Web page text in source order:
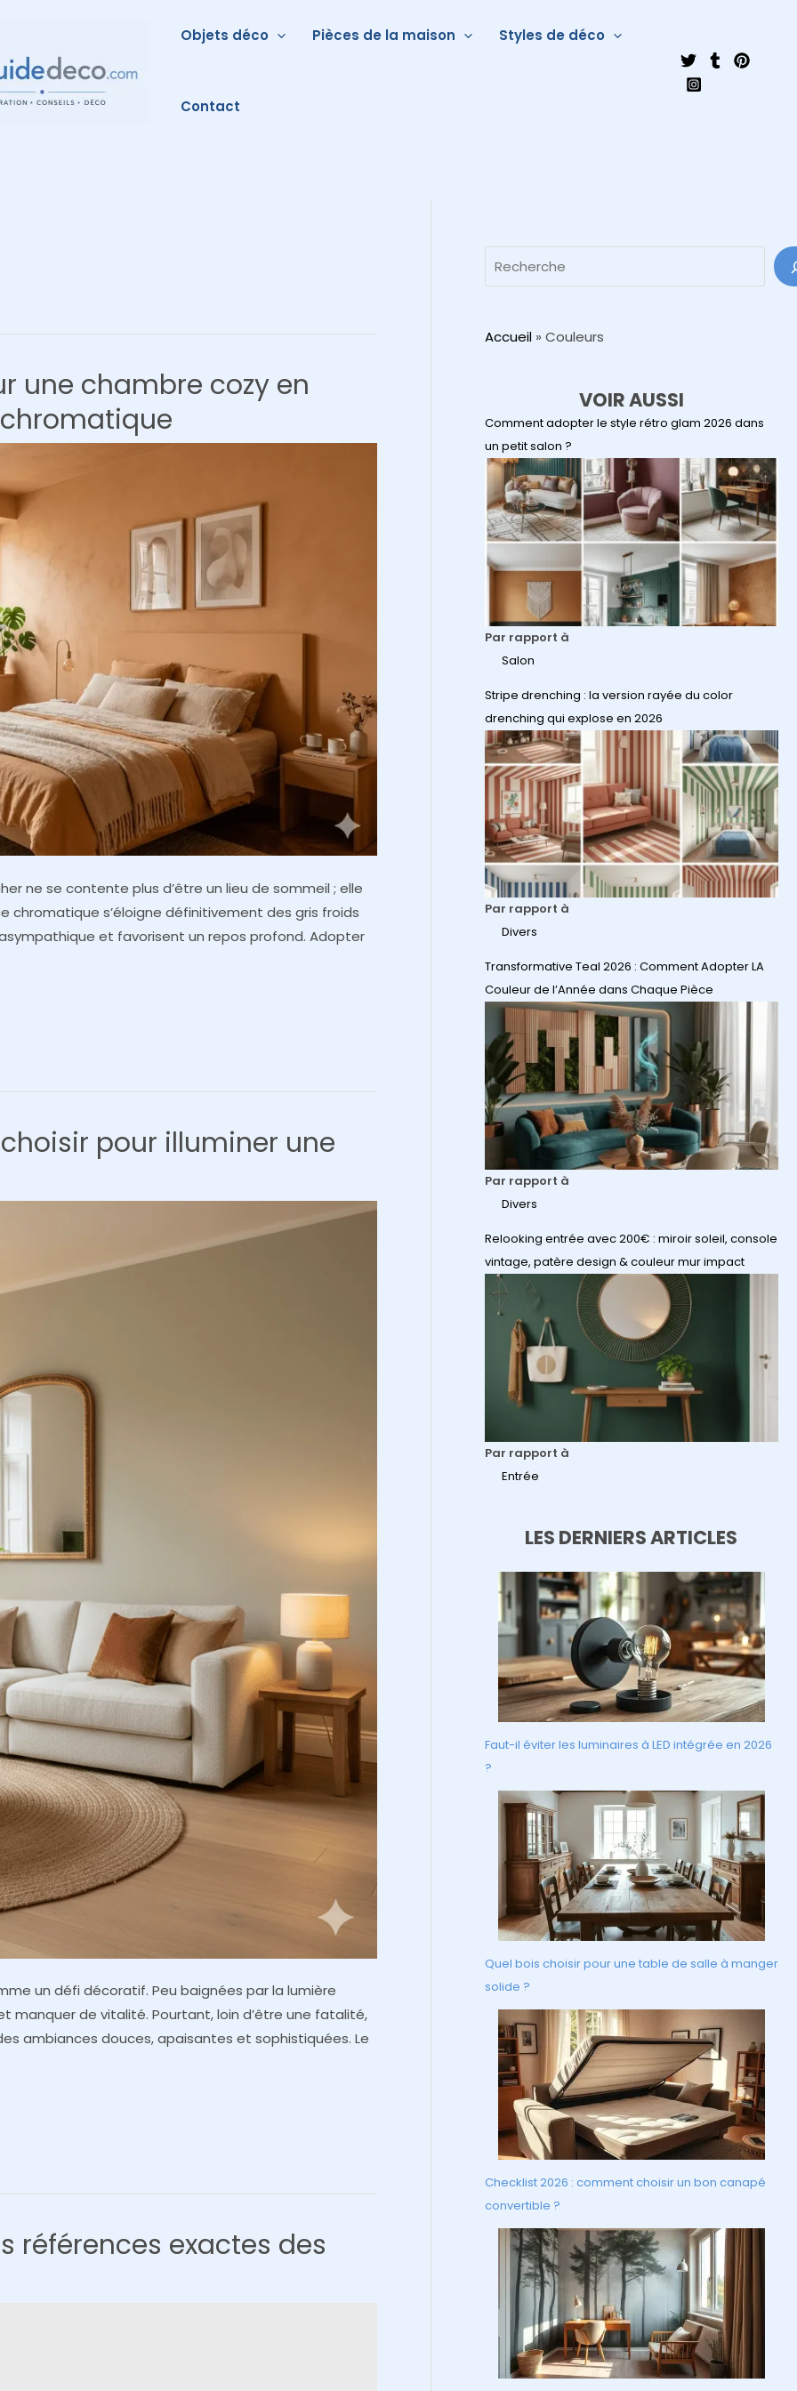
Objets déco Pièces de la maison Styles de déco
Contact
une chambre cozy en
ne se contente plus d’être un lieu de sommeil ; elle
s’éloigne définitivement des gris froids
et favorisent un repos profond. Adopter
pour illuminer une
un défi décoratif. Peu baignées par la lumière
manquer de vitalité. Pourtant, loin d’être une fatalité,
ambiances douces, apaisantes et sophistiquées. Le
références exactes des
Accueil » Couleurs
VOIR AUSSI
Comment adopter le style rétro glam 2026 dans
un petit salon ?
Par rapport à
Salon
Stripe drenching : la version rayée du color
drenching qui explose en 2026
Par rapport à
Divers
Transformative Teal 2026 : Comment Adopter LA
Couleur de l’Année dans Chaque Pièce
Par rapport à
Divers
Relooking entrée avec 200€ : miroir soleil, console
vintage, patère design & couleur mur impact
Par rapport à
Entrée
LES DERNIERS ARTICLES
Faut-il éviter les luminaires à LED intégrée en 2026
?
Quel bois choisir pour une table de salle à manger
solide ?
Checklist 2026 : comment choisir un bon canapé
convertible ?